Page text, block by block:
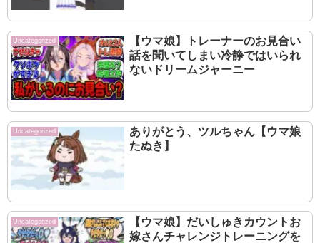
Uncategorized
【ウマ娘】トレーナーのお見合い
話を聞いてしまい冷静ではいられ
ないドリームジャーニー
Uncategorized
ありがとう、ツルちゃん【ウマ娘
たぬき】
Uncategorized
【ウマ娘】だいしゅきカウントお
嫁さんチャレンジトレーニングを